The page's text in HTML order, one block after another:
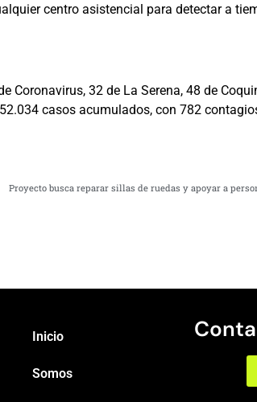
centro asistencial para detectar a
32 de La Serena, 48 de
casos acumulados, con 782
Proyecto busca reparar sillas de ruedas y apoyar a
Inicio
Somos